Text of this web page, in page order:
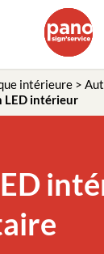
intérieure >
LED intérieur
des cookies